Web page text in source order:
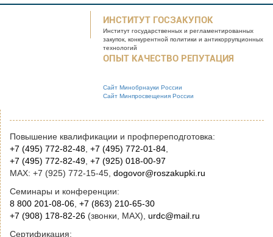
ИНСТИТУТ ГОСЗАКУПОК
Институт государственных и регламентированных
закупок, конкурентной политики и антикоррупционных
технологий
ОПЫТ КАЧЕСТВО РЕПУТАЦИЯ
Сайт Минобрнауки России
Сайт Минпросвещения России
Повышение квалификации и профпереподготовка:
+7 (495) 772-82-48, +7 (495) 772-01-84,
+7 (495) 772-82-49, +7 (925) 018-00-97
MAX: +7 (925) 772-15-45, dogovor@roszakupki.ru
Семинары и конференции:
8 800 201-08-06, +7 (863) 210-65-30
+7 (908) 178-82-26 (звонки, MAX), urdc@mail.ru
Сертификация: